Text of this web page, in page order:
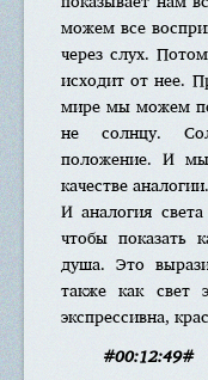
можем все
через слух.
исходит от нее.
мире мы можем
не солнцу.
положение. И
качестве
И аналогия
чтобы показать
душа. Это
также как свет
экспрессивна,
#00:12:49#